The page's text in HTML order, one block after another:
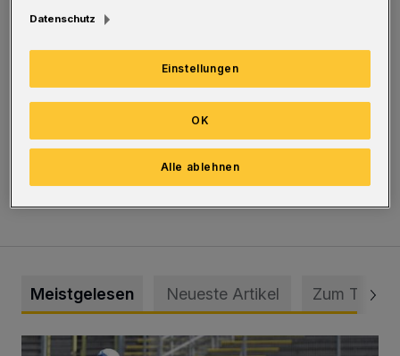
DieTagesordnung
Teilnahme im Ratssaal ist möglich, allerdings
Besucherinnen und Besucher sollten sich
deshalb unterRatsbuero@stadt.wuppertal.de
für die Sitzung anmelden.
Meistgelesen Neueste Artikel Zum Thema
WSV: Übertragung im Barmer Bahnhof und klare Ansage
Datenschutz
Einstellungen
Alle ablehnen
OK